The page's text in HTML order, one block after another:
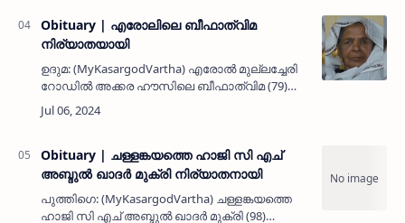
Obituary | എരോലിലെ ബീഫാത്വിമ
നിര്യാതയായി
ഉദുമ: (MyKasargodVartha) എരോൽ മുല്ലച്ചേരി
റോഡിൽ അക്കര ഹൗസിലെ ബീഫാത്വിമ (79)
നിര്യാതയായി. ഭർത്താവ്: പരേതനായ ബീരാൻ.
മകൾ: മറിയക്കുഞ്ഞി. മരുമകൻ: മുഹമ്മദ് കുഞ്ഞി
Obituary | ചള്ളങ്കയത്തെ ഹാജി സി എച്
അബ്ദുൽ ഖാദർ മുക്രി നിര്യാതനായി
പുത്തിഗെ: (MyKasargodVartha) ചള്ളങ്കയത്തെ
ഹാജി സി എച് അബ്ദുൽ ഖാദർ മുക്രി (98)